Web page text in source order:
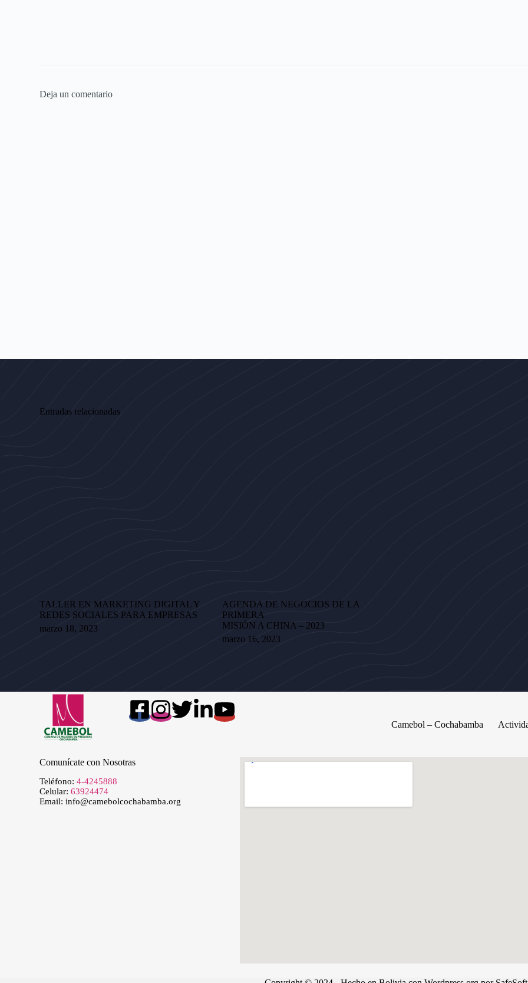
Deja un comentario
Entradas relacionadas
TALLER EN MARKETING DIGITAL Y
REDES SOCIALES PARA EMPRESAS
marzo 18, 2023
AGENDA DE NEGOCIOS DE LA
PRIMERA
MISIÓN A CHINA – 2023
marzo 16, 2023
Camebol – Cochabamba
Comunícate con Nosotras
Teléfono:4-4245888
Celular:63924474
Email:info@camebolcochabamba.org